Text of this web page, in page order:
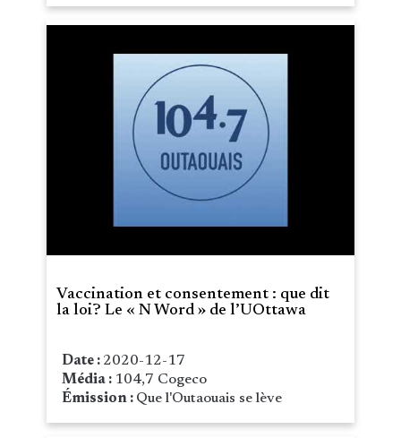
Vaccination et consentement : que dit
la loi? Le « N Word » de l’UOttawa
Date : 2020-12-17
Média : 104,7 Cogeco
Émission : Que l'Outaouais se lève